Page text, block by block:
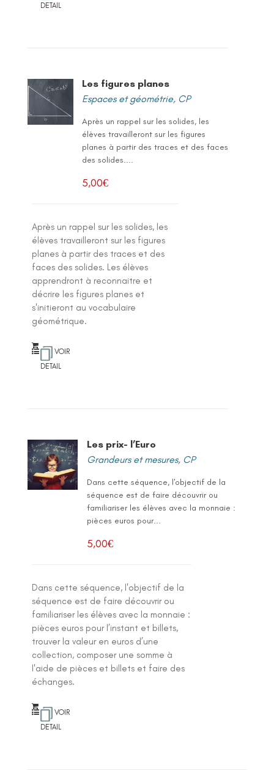
DETAIL
Les figures planes
Espaces et géométrie, CP
Après un rappel sur les solides, les
élèves travailleront sur les figures
planes à partir des traces et des faces
des solides....
5,00€
Après un rappel sur les solides, les
élèves travailleront sur les figures
planes à partir des traces et des
faces des solides. Les élèves
apprendront à reconnaitre et
décrire les figures planes et
s'initieront au vocabulaire
géométrique.
VOIR
DETAIL
Les prix- l’Euro
Grandeurs et mesures, CP
Dans cette séquence, l'objectif de la
séquence est de faire découvrir ou
familiariser les élèves avec la monnaie :
pièces euros pour...
5,00€
Dans cette séquence, l'objectif de la
séquence est de faire découvrir ou
familiariser les élèves avec la monnaie :
pièces euros pour l’instant et billets,
trouver la valeur en euros d’une
collection, composer une somme à
l'aide de pièces et billets et faire des
échanges.
VOIR
DETAIL